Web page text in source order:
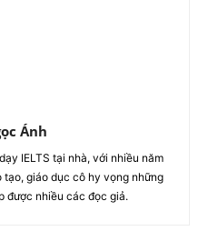
Ánh
IELTS tại nhà, với nhiều năm
giáo dục cô hy vọng những
được nhiều các đọc giả.